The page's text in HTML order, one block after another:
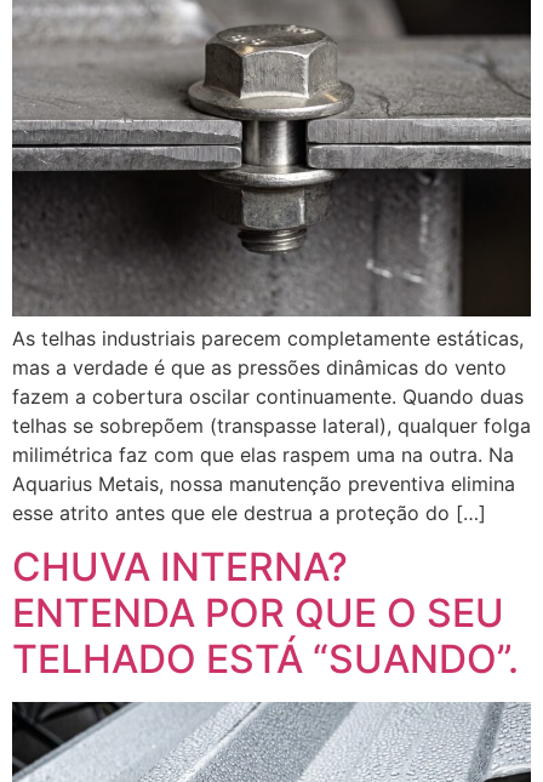
As telhas industriais parecem completamente estáticas,
mas a verdade é que as pressões dinâmicas do vento
fazem a cobertura oscilar continuamente. Quando duas
telhas se sobrepõem (transpasse lateral), qualquer folga
milimétrica faz com que elas raspem uma na outra. Na
Aquarius Metais, nossa manutenção preventiva elimina
esse atrito antes que ele destrua a proteção do […]
CHUVA INTERNA?
ENTENDA POR QUE O SEU
TELHADO ESTÁ “SUANDO”.